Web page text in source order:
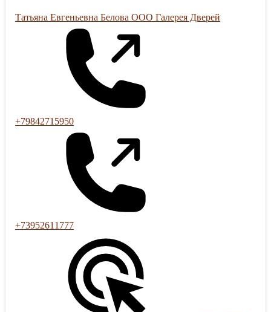
Татьяна Евгеньевна Белова ООО Галерея Дверей
+79842715950
+73952611777